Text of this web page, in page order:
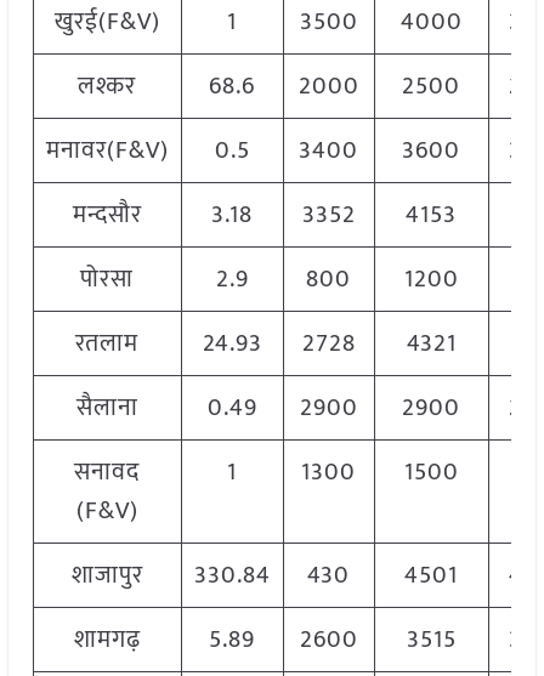
खुरई(F&V)
1 3500 4000
लश्कर
68.6 2000 2500
मनावर(F&V)
0.5 3400 3600
मन्दसौर
3.18 3352 4153
पोरसा
2.9 800 1200
रतलाम
24.93 2728 4321
सैलाना
0.49 2900 2900
सनावद
(F&V)
1 1300 1500
शाजापुर 330.84 430 4501
शामगढ़
5.89 2600 3515